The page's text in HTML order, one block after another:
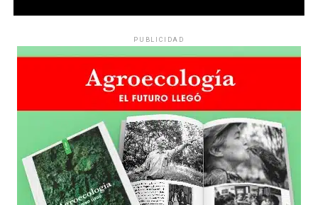
PUBLICIDAD